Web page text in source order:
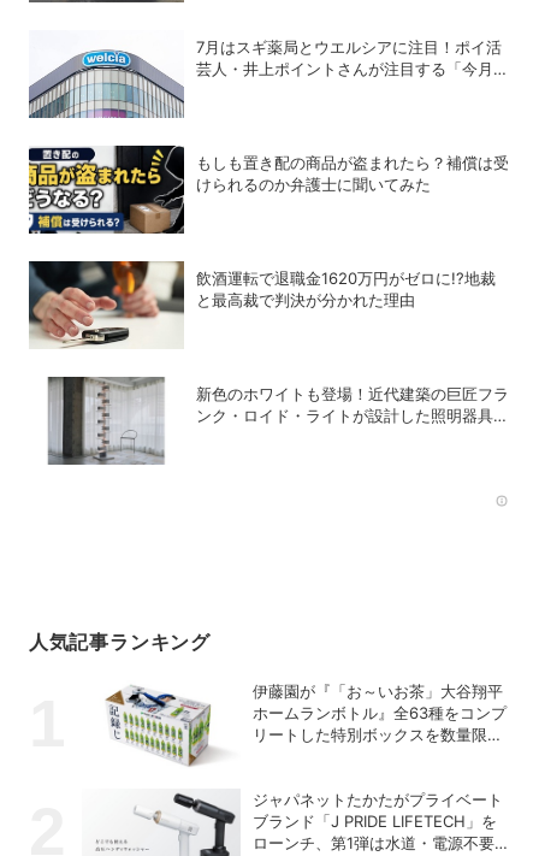
7月はスギ薬局とウエルシアに注目！ポイ活
芸人・井上ポイントさんが注目する「今月の
もしも置き配の商品が盗まれたら？補償は受
けられるのか弁護士に聞いてみた
飲酒運転で退職金1620万円がゼロに!?地裁
と最高裁で判決が分かれた理由
新色のホワイトも登場！近代建築の巨匠フラ
ンク・ロイド・ライトが設計した照明器具の
人気記事ランキング
伊藤園が『「お～いお茶」大谷翔平
ホームランボトル』全63種をコンプ
リートした特別ボックスを数量限定
ジャパネットたかたがプライベート
ブランド「J PRIDE LIFETECH」を
ローンチ、第1弾は水道・電源不要